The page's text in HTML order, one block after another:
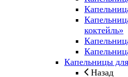
коктейль»
Капельницы
Назад